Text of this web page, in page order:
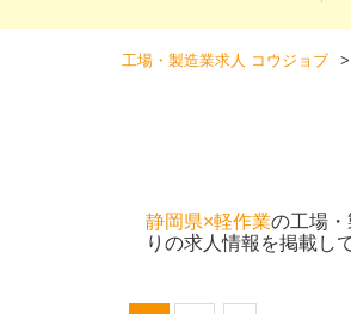
工場・製造業求人 コウジョブ
静岡県×軽作業の工場
りの求人情報を掲載し